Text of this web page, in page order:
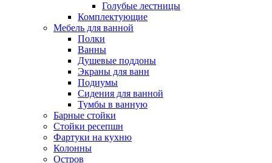
Голубые лестницы
Комплектующие
Мебель для ванной
Полки
Ванны
Душевые поддоны
Экраны для ванн
Подиумы
Сидения для ванной
Тумбы в ванную
Барные стойки
Стойки ресепшн
Фартуки на кухню
Колонны
Остров